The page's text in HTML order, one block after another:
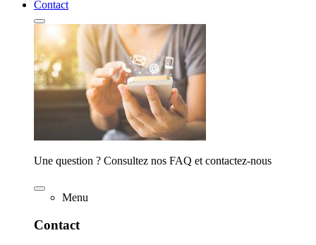
Contact
Une question ? Consultez nos FAQ et contactez-nous
Menu
Contact